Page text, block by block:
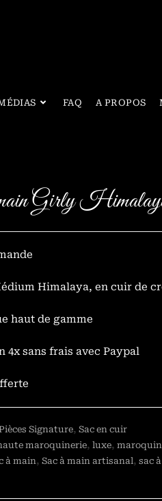
FAQ A PROPOS
Girly
Himalaya, en cuir de
haut de gamme
4x sans frais avec Paypal
Signature, Sac en cuir
maroquinerie, luxe,
à main, Sac à main artisanal, sac